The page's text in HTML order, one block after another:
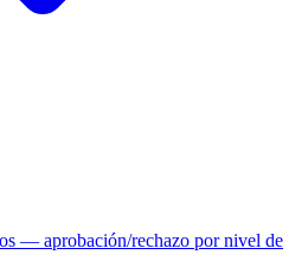
— aprobación/rechazo por nivel de